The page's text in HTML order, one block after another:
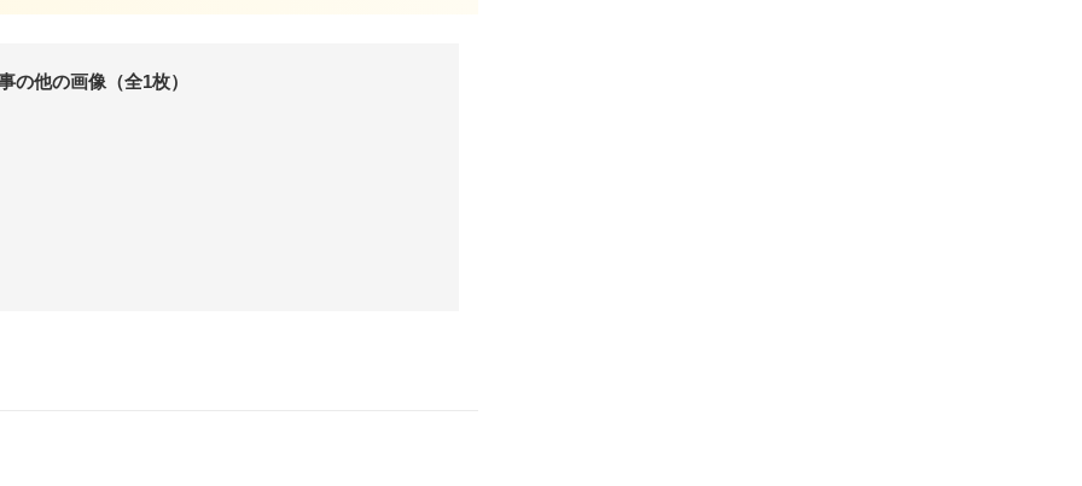
の他の画像（全1枚）